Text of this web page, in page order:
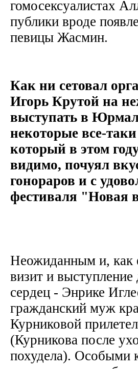
гомосексуалистах
публики вроде
певицы Жасмин.
Как ни сетовал
Игорь Крутой на
выступать в
некоторые все-
который в этом
видимо, почуял
гонораров и с
фестиваля "Новая
Неожиданным и, как
визит и выступление
сердец - Энрике
гражданский муж
Курниковой
(Курникова после
похудела). Особыми